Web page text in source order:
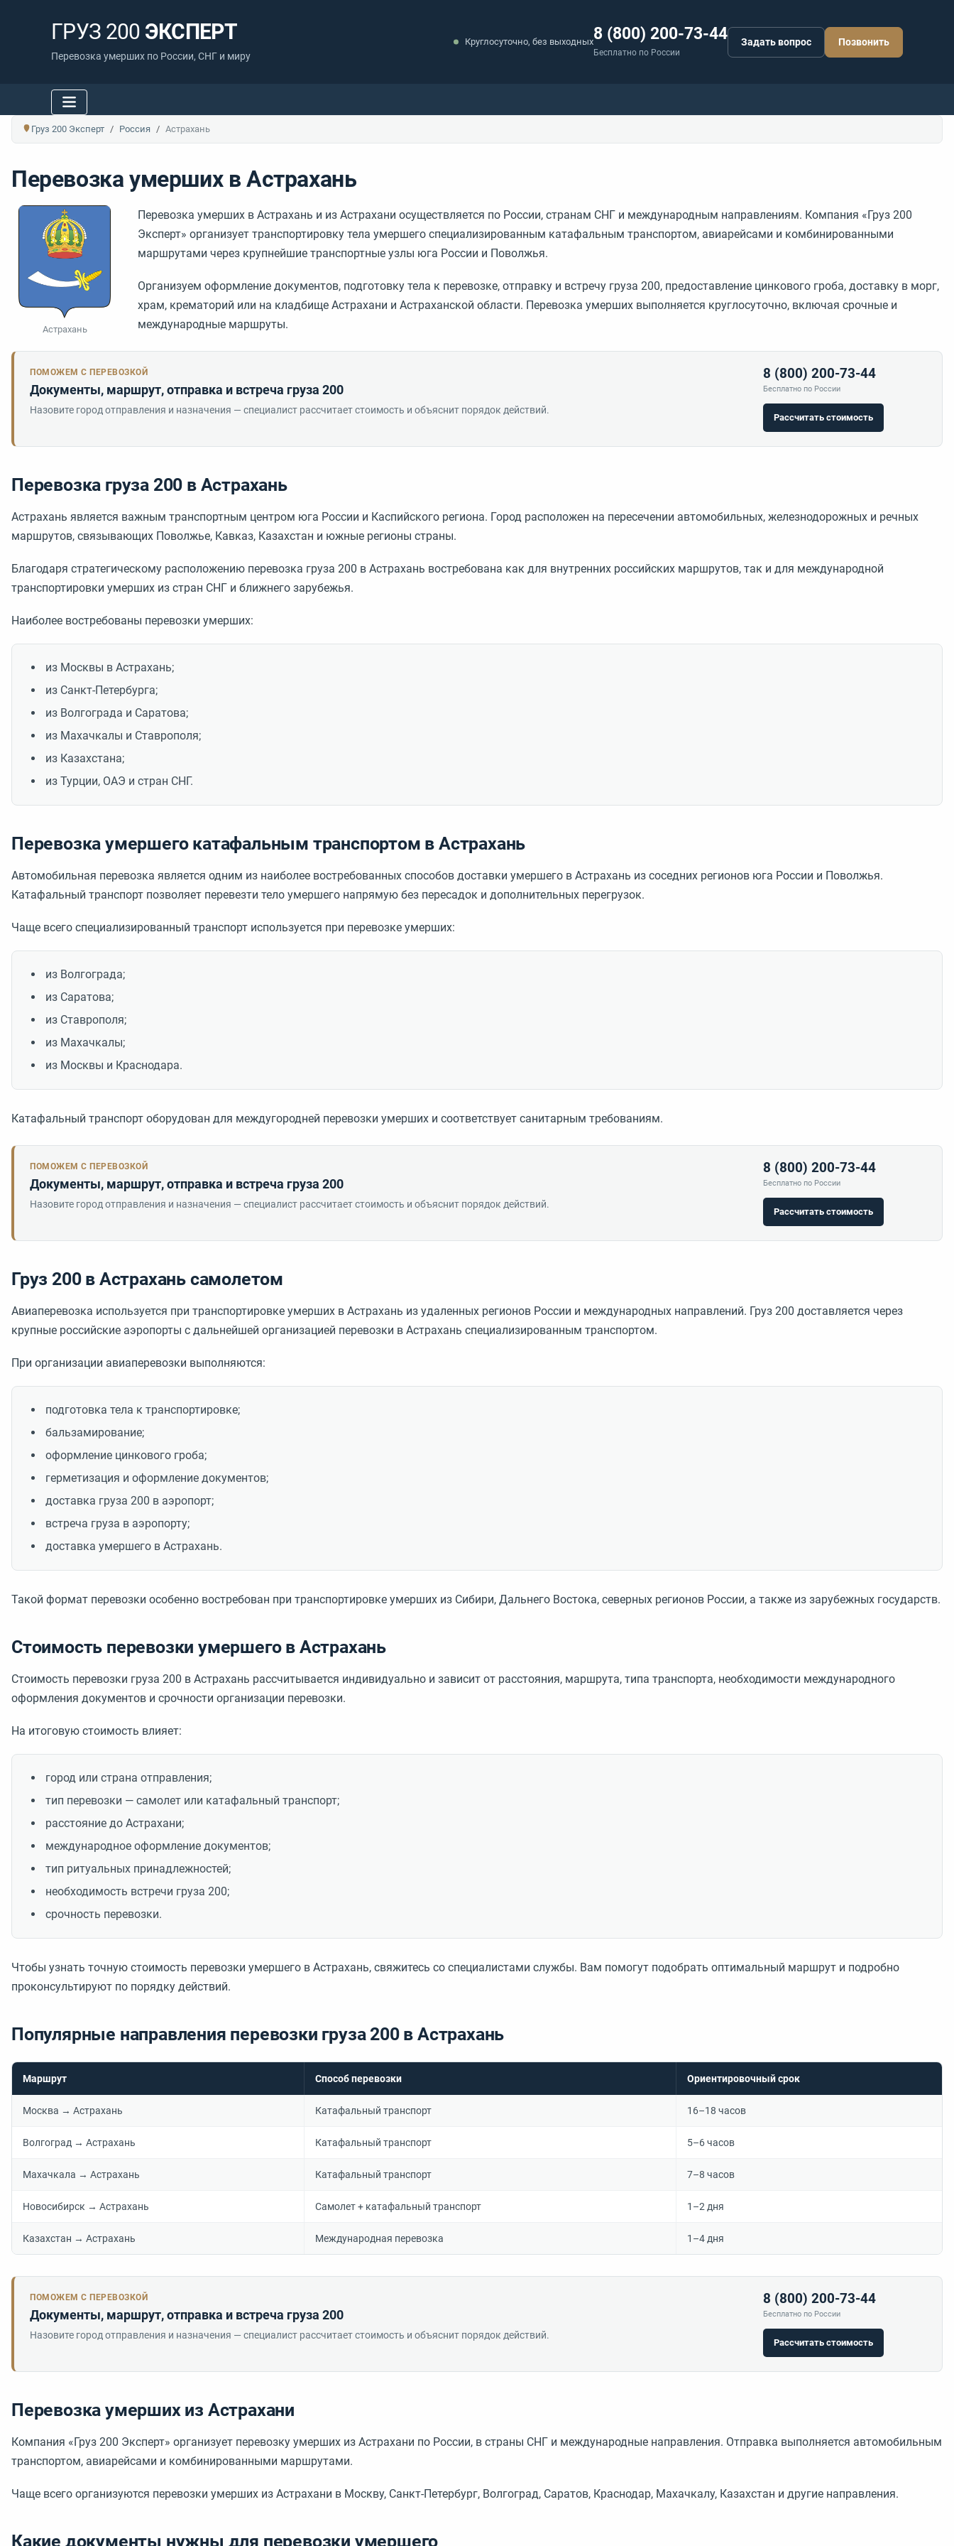
ГРУЗ 200 ЭКСПЕРТ
Перевозка умерших по России, СНГ и миру
Круглосуточно, без выходных8 (800) 200-73-44
Бесплатно по России
Задать вопрос Позвонить
Груз 200 Эксперт Россия Астрахань
Перевозка умерших в Астрахань
Астрахань
Перевозка умерших в Астрахань и из Астрахани осуществляется по России, странам СНГ и международным направлениям. Компания «Груз 200
Эксперт» организует транспортировку тела умершего специализированным катафальным транспортом, авиарейсами и комбинированными
маршрутами через крупнейшие транспортные узлы юга России и Поволжья.
Организуем оформление документов, подготовку тела к перевозке, отправку и встречу груза 200, предоставление цинкового гроба, доставку в морг,
храм, крематорий или на кладбище Астрахани и Астраханской области. Перевозка умерших выполняется круглосуточно, включая срочные и
международные маршруты.
ПОМОЖЕМ С ПЕРЕВОЗКОЙ
Документы, маршрут, отправка и встреча груза 200
Назовите город отправления и назначения — специалист рассчитает стоимость и объяснит порядок действий.
8 (800) 200-73-44
Бесплатно по России
Рассчитать стоимость
Перевозка груза 200 в Астрахань
Астрахань является важным транспортным центром юга России и Каспийского региона. Город расположен на пересечении автомобильных, железнодорожных и речных
маршрутов, связывающих Поволжье, Кавказ, Казахстан и южные регионы страны.
Благодаря стратегическому расположению перевозка груза 200 в Астрахань востребована как для внутренних российских маршрутов, так и для международной
транспортировки умерших из стран СНГ и ближнего зарубежья.
Наиболее востребованы перевозки умерших:
из Москвы в Астрахань;
из Санкт-Петербурга;
из Волгограда и Саратова;
из Махачкалы и Ставрополя;
из Казахстана;
из Турции, ОАЭ и стран СНГ.
Перевозка умершего катафальным транспортом в Астрахань
Автомобильная перевозка является одним из наиболее востребованных способов доставки умершего в Астрахань из соседних регионов юга России и Поволжья.
Катафальный транспорт позволяет перевезти тело умершего напрямую без пересадок и дополнительных перегрузок.
Чаще всего специализированный транспорт используется при перевозке умерших:
из Волгограда;
из Саратова;
из Ставрополя;
из Махачкалы;
из Москвы и Краснодара.
Катафальный транспорт оборудован для междугородней перевозки умерших и соответствует санитарным требованиям.
ПОМОЖЕМ С ПЕРЕВОЗКОЙ
Документы, маршрут, отправка и встреча груза 200
Назовите город отправления и назначения — специалист рассчитает стоимость и объяснит порядок действий.
8 (800) 200-73-44
Бесплатно по России
Рассчитать стоимость
Груз 200 в Астрахань самолетом
Авиаперевозка используется при транспортировке умерших в Астрахань из удаленных регионов России и международных направлений. Груз 200 доставляется через
крупные российские аэропорты с дальнейшей организацией перевозки в Астрахань специализированным транспортом.
При организации авиаперевозки выполняются:
подготовка тела к транспортировке;
бальзамирование;
оформление цинкового гроба;
герметизация и оформление документов;
доставка груза 200 в аэропорт;
встреча груза в аэропорту;
доставка умершего в Астрахань.
Такой формат перевозки особенно востребован при транспортировке умерших из Сибири, Дальнего Востока, северных регионов России, а также из зарубежных государств.
Стоимость перевозки умершего в Астрахань
Стоимость перевозки груза 200 в Астрахань рассчитывается индивидуально и зависит от расстояния, маршрута, типа транспорта, необходимости международного
оформления документов и срочности организации перевозки.
На итоговую стоимость влияет:
город или страна отправления;
тип перевозки — самолет или катафальный транспорт;
расстояние до Астрахани;
международное оформление документов;
тип ритуальных принадлежностей;
необходимость встречи груза 200;
срочность перевозки.
Чтобы узнать точную стоимость перевозки умершего в Астрахань, свяжитесь со специалистами службы. Вам помогут подобрать оптимальный маршрут и подробно
проконсультируют по порядку действий.
Популярные направления перевозки груза 200 в Астрахань
Маршрут Способ перевозки Ориентировочный срок
Москва → Астрахань Катафальный транспорт 16–18 часов
Волгоград → Астрахань Катафальный транспорт 5–6 часов
Махачкала → Астрахань Катафальный транспорт 7–8 часов
Новосибирск → Астрахань Самолет + катафальный транспорт 1–2 дня
Казахстан → Астрахань Международная перевозка 1–4 дня
ПОМОЖЕМ С ПЕРЕВОЗКОЙ
Документы, маршрут, отправка и встреча груза 200
Назовите город отправления и назначения — специалист рассчитает стоимость и объяснит порядок действий.
8 (800) 200-73-44
Бесплатно по России
Рассчитать стоимость
Перевозка умерших из Астрахани
Компания «Груз 200 Эксперт» организует перевозку умерших из Астрахани по России, в страны СНГ и международные направления. Отправка выполняется автомобильным
транспортом, авиарейсами и комбинированными маршрутами.
Чаще всего организуются перевозки умерших из Астрахани в Москву, Санкт-Петербург, Волгоград, Саратов, Краснодар, Махачкалу, Казахстан и другие направления.
Какие документы нужны для перевозки умершего